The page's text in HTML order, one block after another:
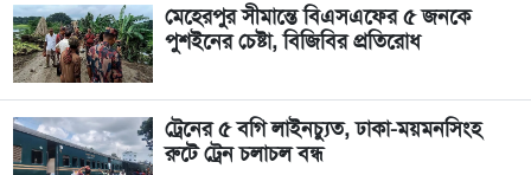
মেহেরপুর সীমান্তে বিএসএফের ৫ জনকে
পুশইনের চেষ্টা, বিজিবির প্রতিরোধ
ট্রেনের ৫ বগি লাইনচ্যুত, ঢাকা-ময়মনসিংহ
রুটে ট্রেন চলাচল বন্ধ